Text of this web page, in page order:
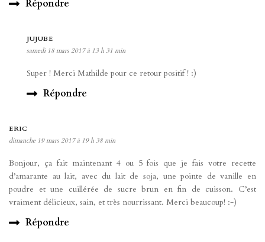
Répondre
JUJUBE
samedi 18 mars 2017 à 13 h 31 min
Super ! Merci Mathilde pour ce retour positif ! :)
Répondre
ERIC
dimanche 19 mars 2017 à 19 h 38 min
Bonjour, ça fait maintenant 4 ou 5 fois que je fais votre recette
d’amarante au lait, avec du lait de soja, une pointe de vanille en
poudre et une cuillérée de sucre brun en fin de cuisson. C’est
vraiment délicieux, sain, et très nourrissant. Merci beaucoup! :-)
Répondre